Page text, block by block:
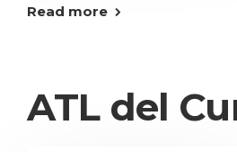
Read more
ATL del